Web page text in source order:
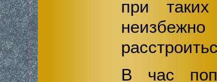
при таких
В час